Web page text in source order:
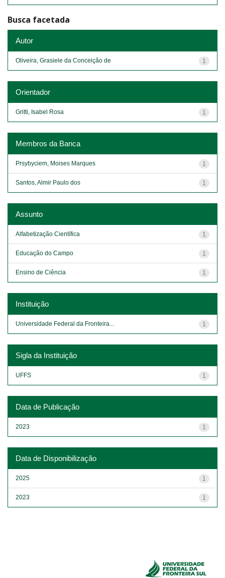
Busca facetada
Autor
1
Oliveira, Grasiele da Conceição de
Orientador
1
Gritti, Isabel Rosa
Membros da Banca
1
Prsybyciem, Moises Marques
1
Santos, Almir Paulo dos
Assunto
1
Alfabetização Científica
1
Educação do Campo
1
Ensino de Ciência
Instituição
1
Universidade Federal da Fronteira...
Sigla da Instituição
1
UFFS
Data de Publicação
1
2023
Data de Disponibilização
1
2025
1
2023